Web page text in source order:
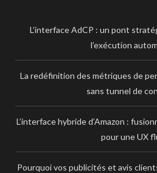
L’interface AdCP : un pont
l’exécution
La redéfinition des métriques de
sans tunnel de
L’interface hybride d’Amazon :
pour une UX
Pourquoi vos publicités et avis